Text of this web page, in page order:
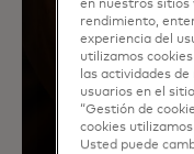
en nuestros sitios
rendimiento,
experiencia del
utilizamos
las actividades
usuarios en el
“Gestión de
cookies
Usted puede